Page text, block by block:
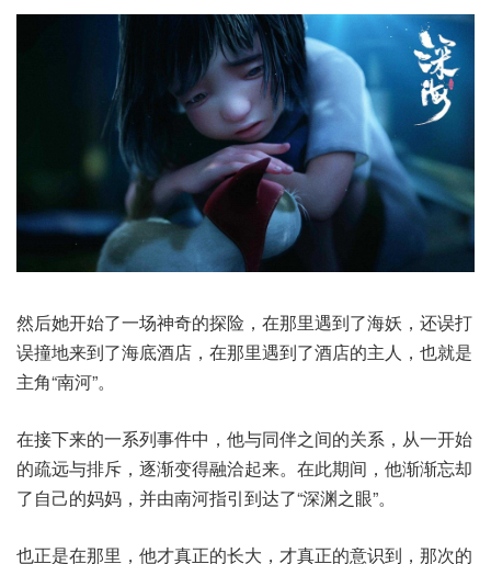
然后她开始了一场神奇的探险，在那里遇到了海妖，还误打
误撞地来到了海底酒店，在那里遇到了酒店的主人，也就是
主角“南河”。
在接下来的一系列事件中，他与同伴之间的关系，从一开始
的疏远与排斥，逐渐变得融洽起来。在此期间，他渐渐忘却
了自己的妈妈，并由南河指引到达了“深渊之眼”。
也正是在那里，他才真正的长大，才真正的意识到，那次的